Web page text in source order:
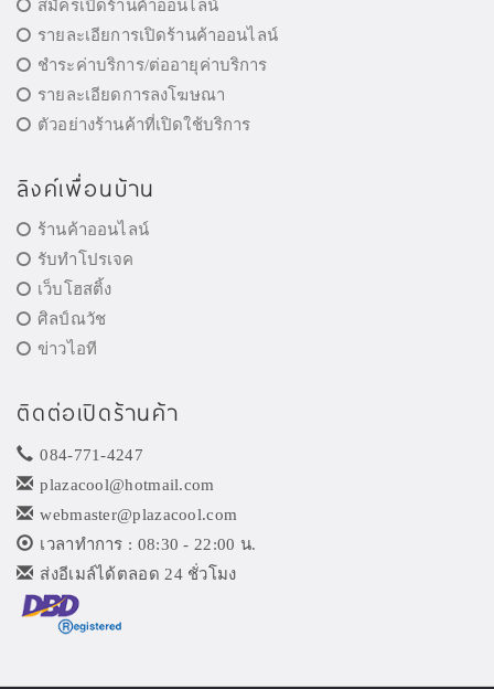
สมัครเปิดร้านค้าออนไลน์
รายละเอียการเปิดร้านค้าออนไลน์
ชำระค่าบริการ/ต่ออายุค่าบริการ
รายละเอียดการลงโฆษณา
ตัวอย่างร้านค้าที่เปิดใช้บริการ
ลิงค์เพื่อนบ้าน
ร้านค้าออนไลน์
รับทำโปรเจค
เว็บโฮสติ้ง
ศิลป์ณวัช
ข่าวไอที
ติดต่อเปิดร้านค้า
084-771-4247
plazacool@hotmail.com
webmaster@plazacool.com
เวลาทำการ : 08:30 - 22:00 น.
ส่งอีเมล์ได้ตลอด 24 ชั่วโมง